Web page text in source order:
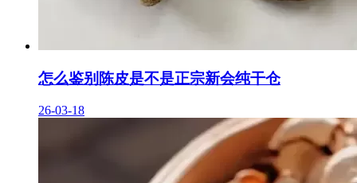
怎么鉴别陈皮是不是正宗新会纯干仓
26-03-18